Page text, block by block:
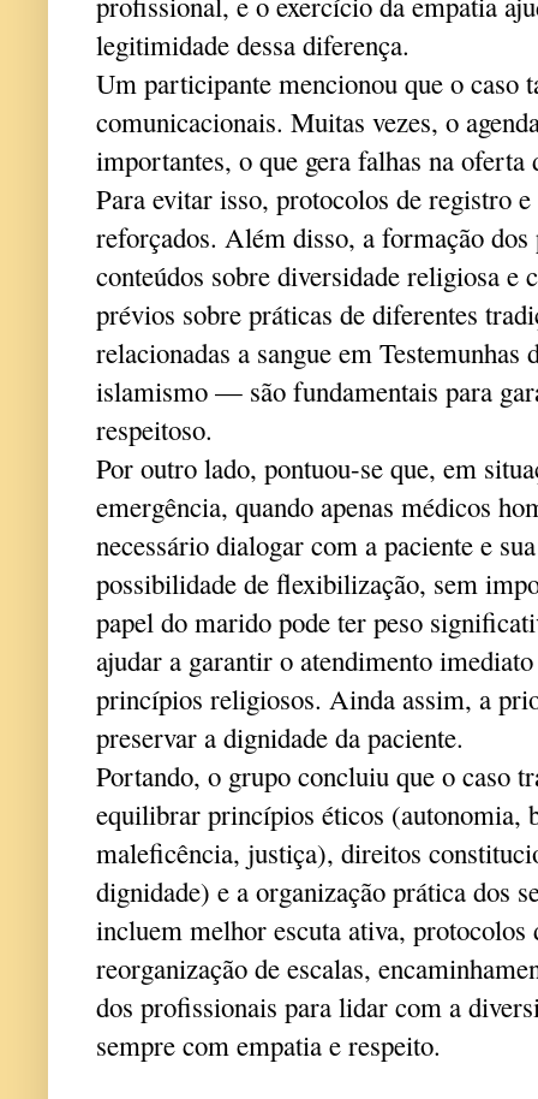
legitimidade dessa diferença.
Um participante mencionou que o caso
comunicacionais. Muitas vezes, o
importantes, o que gera falhas na oferta
Para evitar isso, protocolos de registro
reforçados. Além disso, a formação
conteúdos sobre diversidade religiosa e
prévios sobre práticas de diferentes
relacionadas a sangue em Testemunhas
islamismo — são fundamentais para
respeitoso.
Por outro lado, pontuou-se que, em
emergência, quando apenas médicos
necessário dialogar com a paciente e
possibilidade de flexibilização, sem
papel do marido pode ter peso
ajudar a garantir o atendimento
princípios religiosos. Ainda assim, a
preservar a dignidade da paciente.
Portando, o grupo concluiu que o caso
equilibrar princípios éticos (autonomia,
maleficência, justiça), direitos
dignidade) e a organização prática dos
incluem melhor escuta ativa, protocolos
reorganização de escalas,
dos profissionais para lidar com a
sempre com empatia e respeito.